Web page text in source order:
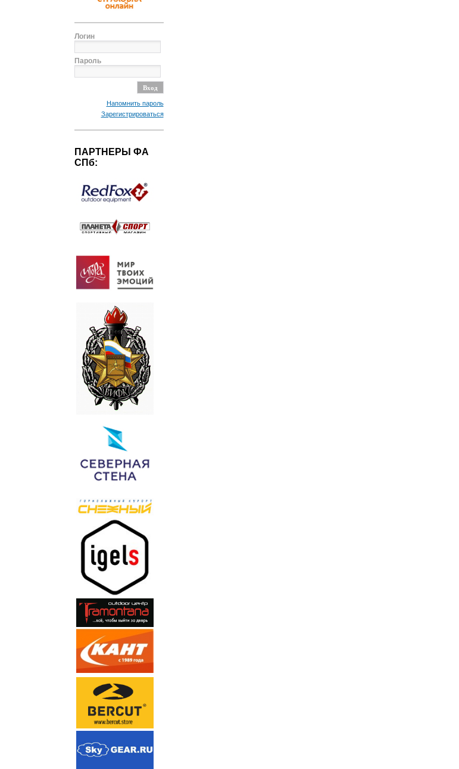
Логин
Пароль
Напомнить пароль
Зарегистрироваться
ПАРТНЕРЫ ФА
СПб: